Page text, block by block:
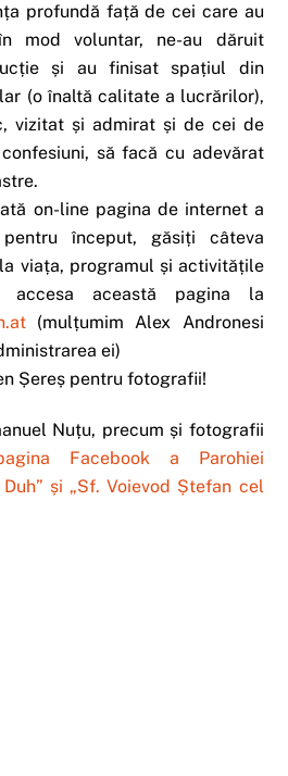
profundă față de cei care au
mod voluntar, ne-au dăruit
și au finisat spațiul din
(o înaltă calitate a lucrărilor),
vizitat și admirat și de cei de
să facă cu adevărat
on-line pagina de internet a
început, găsiți câteva
viața, programul și activitățile
accesa această pagina la
(mulțumim Alex Andronesi
ei)
Șereș pentru fotografii!
Nuțu, precum și fotografii
Facebook a Parohiei
și „Sf. Voievod Ștefan cel